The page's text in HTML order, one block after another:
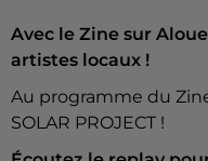
Avec le Zine sur
artistes locaux !
Au programme du
SOLAR PROJECT !